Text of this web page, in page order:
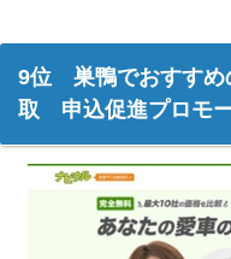
9位 巣鴨でおすす
取 申込促進プロモ